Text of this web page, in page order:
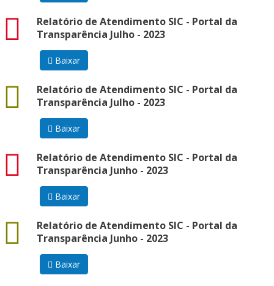
Relatório de Atendimento SIC - Portal da
Transparência Julho - 2023
pdf
Baixar
Relatório de Atendimento SIC - Portal da
Transparência Julho - 2023
docx
Baixar
Relatório de Atendimento SIC - Portal da
Transparência Junho - 2023
pdf
Baixar
Relatório de Atendimento SIC - Portal da
Transparência Junho - 2023
docx
Baixar